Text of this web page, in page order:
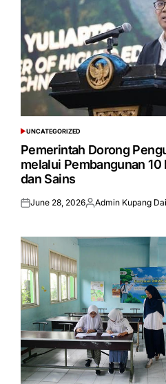
POSTED
IN
UNCATEGORIZED
Pemerintah Dorong
melalui Pembangunan
dan Sains
Posted
June 28, 2026Posted
Admin Kupang